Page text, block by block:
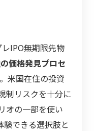
IPO無期限先物
価格発見プロセ
米国在住の投資
制リスクを十分に
オの一部を使い
験できる選択肢と